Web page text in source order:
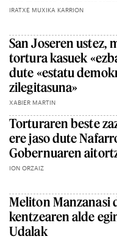
IRATXE MUXIKA KARRION
San Joseren ustez,
tortura kasuek
dute «estatu
zilegitasuna»
XABIER MARTIN
Torturaren beste
ere jaso dute
Gobernuaren
ION ORZAIZ
Meliton Manzanasi
kentzearen alde
Udalak